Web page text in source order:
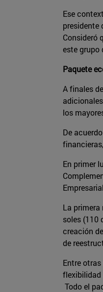
Ese
presidente
Consideró
este grupo
Paquete
A finales
los
De
En primer
La primera
soles (110
creación
de
Entre
flexibilidad
Todo el